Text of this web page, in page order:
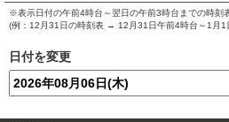
日付を変更
※表示日付の午前4時台～翌日の午前3時台までの時刻
(例：12月31日の時刻表 → 12月31日午前4時台～1月1